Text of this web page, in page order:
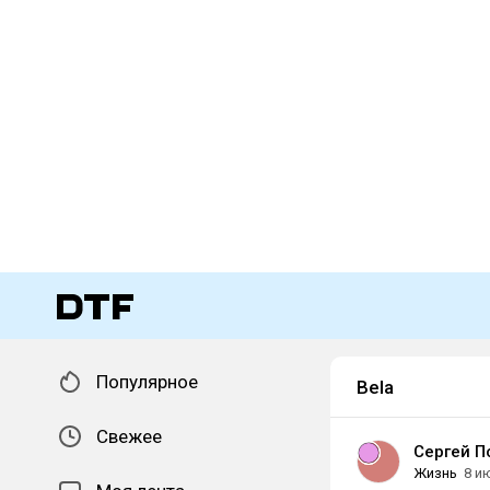
Популярное
Свежее
Bela
Сергей
Жизнь 8